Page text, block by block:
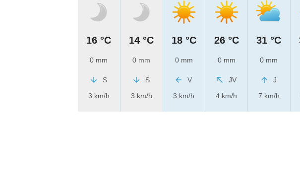
16 °C
0 mm
S
3 km/h
14 °C
0 mm
S
3 km/h
18 °C
0 mm
V
3 km/h
26 °C
0 mm
JV
4 km/h
31 °C
0 mm
J
7 km/h